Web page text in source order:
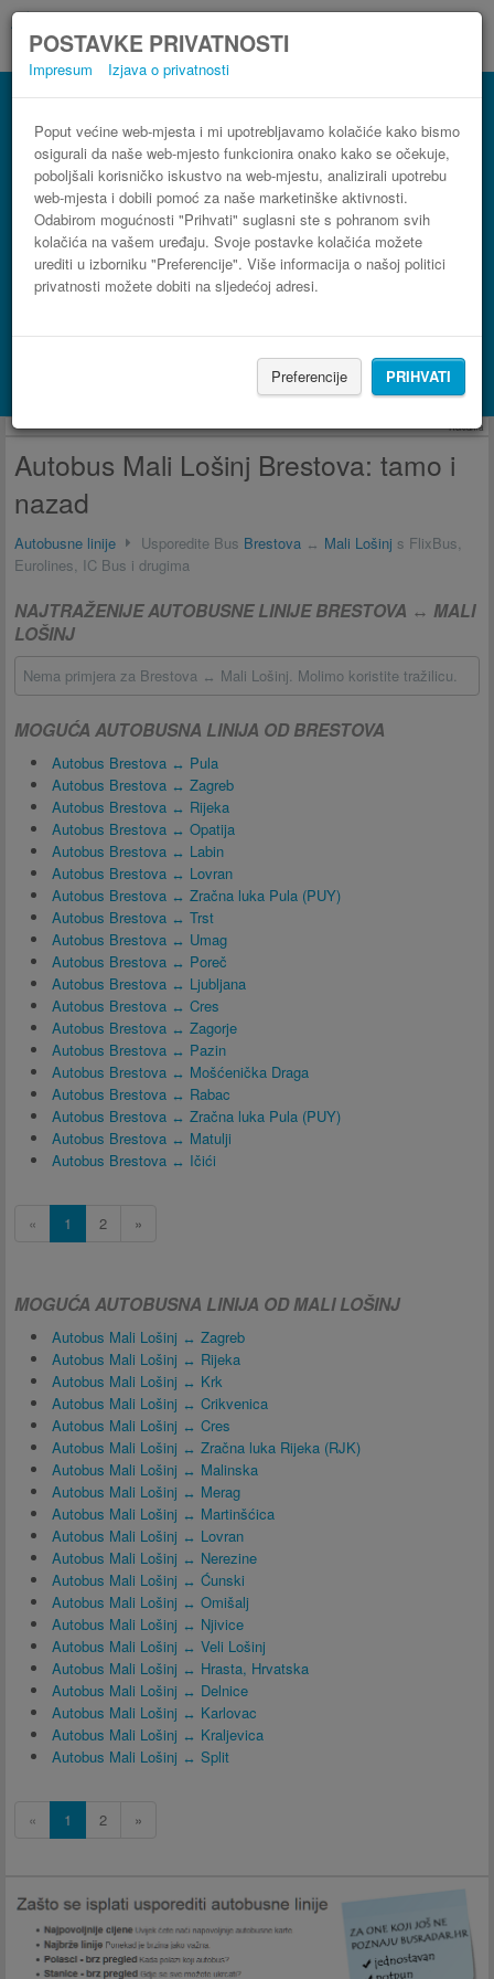
POSTAVKE PRIVATNOSTI
Impresum Izjava o privatnosti
Poput većine web-mjesta i mi upotrebljavamo kolačiće kako bismo
osigurali da naše web-mjesto funkcionira onako kako se očekuje,
poboljšali korisničko iskustvo na web-mjestu, analizirali upotrebu
web-mjesta i dobili pomoć za naše marketinške aktivnosti.
Odabirom mogućnosti "Prihvati" suglasni ste s pohranom svih
kolačića na vašem uređaju. Svoje postavke kolačića možete
urediti u izborniku "Preferencije". Više informacija o našoj politici
privatnosti možete dobiti na sljedećoj adresi.
Preferencije PRIHVATI
Autobus Brestova Mali Lošinj
3 koraka do najpovoljnije autobusne karte
Potraži smještaj s Booking.com
Reklama
Autobus Mali Lošinj Brestova: tamo i
nazad
Autobusne linije Usporedite Bus Brestova ↔ Mali Lošinj s FlixBus,
Eurolines, IC Bus i drugima
NAJTRAŽENIJE AUTOBUSNE LINIJE BRESTOVA ↔ MALI
LOŠINJ
Nema primjera za Brestova ↔ Mali Lošinj. Molimo koristite tražilicu.
MOGUĆA AUTOBUSNA LINIJA OD BRESTOVA
Autobus Brestova ↔ Pula
Autobus Brestova ↔ Zagreb
Autobus Brestova ↔ Rijeka
Autobus Brestova ↔ Opatija
Autobus Brestova ↔ Labin
Autobus Brestova ↔ Lovran
Autobus Brestova ↔ Zračna luka Pula (PUY)
Autobus Brestova ↔ Trst
Autobus Brestova ↔ Umag
Autobus Brestova ↔ Poreč
Autobus Brestova ↔ Ljubljana
Autobus Brestova ↔ Cres
Autobus Brestova ↔ Zagorje
Autobus Brestova ↔ Pazin
Autobus Brestova ↔ Mošćenička Draga
Autobus Brestova ↔ Rabac
Autobus Brestova ↔ Zračna luka Pula (PUY)
Autobus Brestova ↔ Matulji
Autobus Brestova ↔ Ičići
« 1 2 »
MOGUĆA AUTOBUSNA LINIJA OD MALI LOŠINJ
Autobus Mali Lošinj ↔ Zagreb
Autobus Mali Lošinj ↔ Rijeka
Autobus Mali Lošinj ↔ Krk
Autobus Mali Lošinj ↔ Crikvenica
Autobus Mali Lošinj ↔ Cres
Autobus Mali Lošinj ↔ Zračna luka Rijeka (RJK)
Autobus Mali Lošinj ↔ Malinska
Autobus Mali Lošinj ↔ Merag
Autobus Mali Lošinj ↔ Martinšćica
Autobus Mali Lošinj ↔ Lovran
Autobus Mali Lošinj ↔ Nerezine
Autobus Mali Lošinj ↔ Ćunski
Autobus Mali Lošinj ↔ Omišalj
Autobus Mali Lošinj ↔ Njivice
Autobus Mali Lošinj ↔ Veli Lošinj
Autobus Mali Lošinj ↔ Hrasta, Hrvatska
Autobus Mali Lošinj ↔ Delnice
Autobus Mali Lošinj ↔ Karlovac
Autobus Mali Lošinj ↔ Kraljevica
Autobus Mali Lošinj ↔ Split
« 1 2 »